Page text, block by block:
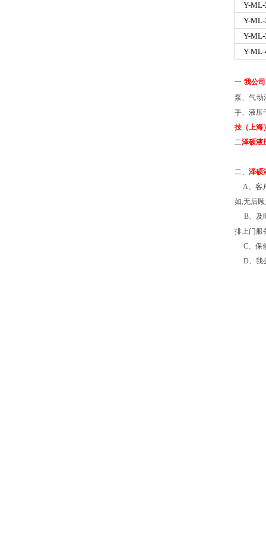
Y-ML-
Y-ML-
Y-ML-
Y-ML-
一 我公
泵、气动
手、液压
技（上海
二泽硕液
二、 泽硕
A、客
如,无后
B、及
排上门服
C、保
D、我